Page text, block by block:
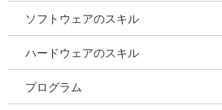
51AMDEYpolL._SL110_
ソフトウェアのスキル
ハードウェアのスキル
プログラム